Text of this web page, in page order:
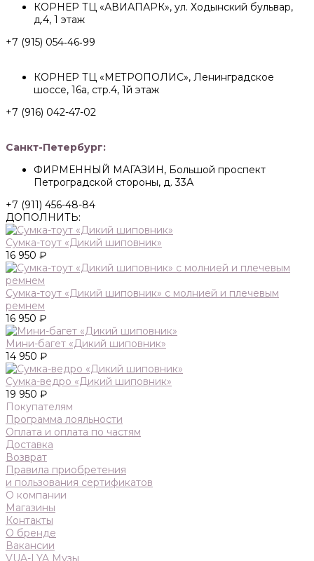
КОРНЕР ТЦ «АВИАПАРК», ул. Ходынский бульвар,
д.4, 1 этаж
+7 (915) 054‑46‑99
КОРНЕР ТЦ «МЕТРОПОЛИС», Ленинградское
шоссе, 16а, стр.4, 1й этаж
+7 (916) 042-47-02
Санкт-Петербург:
ФИРМЕННЫЙ МАГАЗИН, Большой проспект
Петроградской стороны, д. 33А
+7 (911) 456-48-84
ДОПОЛНИТЬ:
Сумка-тоут «Дикий шиповник»
16 950 ₽
Сумка-тоут «Дикий шиповник» с молнией и плечевым
ремнем
16 950 ₽
Мини-багет «Дикий шиповник»
14 950 ₽
Сумка-ведро «Дикий шиповник»
19 950 ₽
Покупателям
Программа лояльности
Оплата и оплата по частям
Доставка
Возврат
Правила приобретения
и пользования сертификатов
О компании
Магазины
Контакты
О бренде
Вакансии
VUA-LYA Музы